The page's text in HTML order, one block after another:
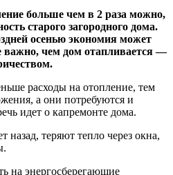
больше чем в 2 раза можно,
старого загородного дома.
осенью экономия может
важно, чем дом отапливается —
расходы на отопление, тем
а они потребуются и
идет о капремонте дома.
назад, теряют тепло через окна,
на энергосберегающие